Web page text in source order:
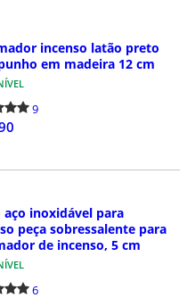
incenso latão preto
em madeira 12 cm
9
aço inoxidável para
peça sobressalente para
de incenso, 5 cm
6